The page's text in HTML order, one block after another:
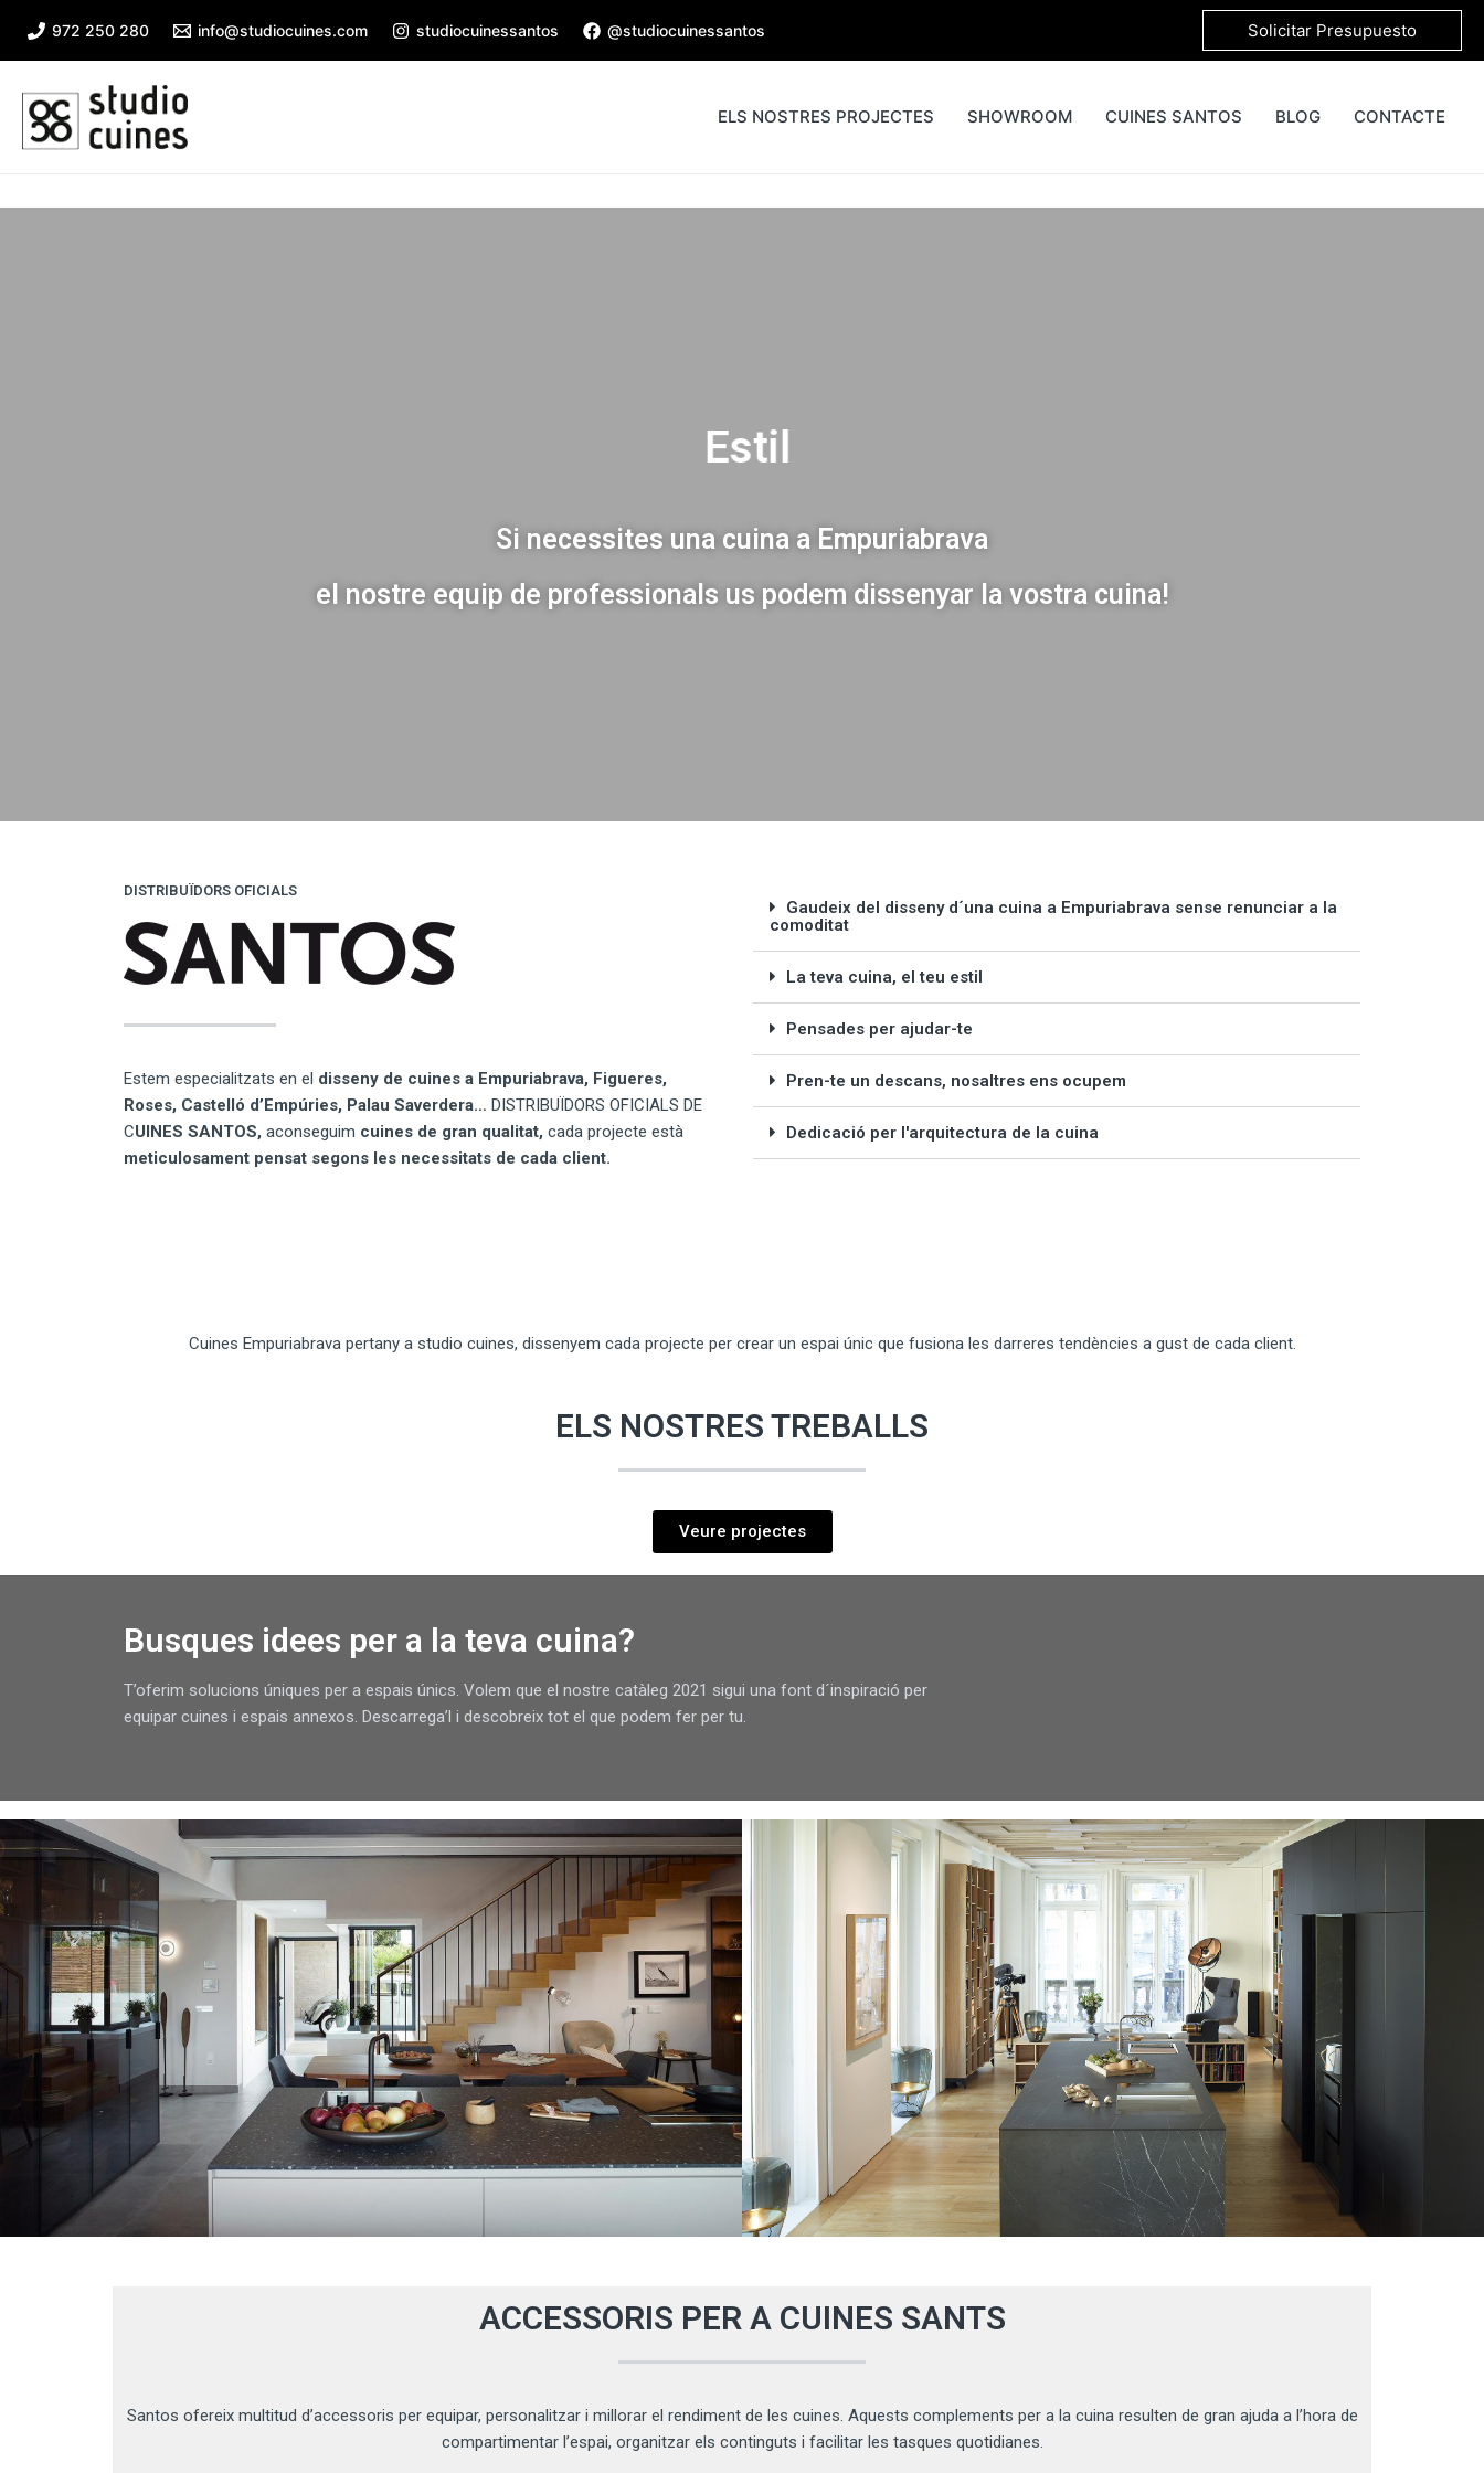
972 250 280 info@studiocuines.com studiocuinessantos @studiocuinessantos Solicitar Presupuesto
ELS NOSTRES PROJECTES SHOWROOM CUINES SANTOS BLOG CONTACTE
Estil
Si necessites una cuina a Empuriabrava
el nostre equip de professionals us podem dissenyar la vostra cuina!
DISTRIBUÏDORS OFICIALS
Estem especialitzats en el disseny de cuines a Empuriabrava, Figueres,
Roses, Castelló d’Empúries, Palau Saverdera… DISTRIBUÏDORS OFICIALS DE
CUINES SANTOS, aconseguim cuines de gran qualitat, cada projecte està
meticulosament pensat segons les necessitats de cada client.
Gaudeix del disseny d´una cuina a Empuriabrava sense renunciar a la
comoditat
La teva cuina, el teu estil
Pensades per ajudar-te
Pren-te un descans, nosaltres ens ocupem
Dedicació per l'arquitectura de la cuina
Cuines Empuriabrava pertany a studio cuines, dissenyem cada projecte per crear un espai únic que fusiona les darreres tendències a gust de cada client.
ELS NOSTRES TREBALLS
Veure projectes
Busques idees per a la teva cuina?
T’oferim solucions úniques per a espais únics. Volem que el nostre catàleg 2021 sigui una font d´inspiració per
equipar cuines i espais annexos. Descarrega’l i descobreix tot el que podem fer per tu.
ACCESSORIS PER A CUINES SANTS
Santos ofereix multitud d’accessoris per equipar, personalitzar i millorar el rendiment de les cuines. Aquests complements per a la cuina resulten de gran ajuda a l’hora de
compartimentar l’espai, organitzar els continguts i facilitar les tasques quotidianes.